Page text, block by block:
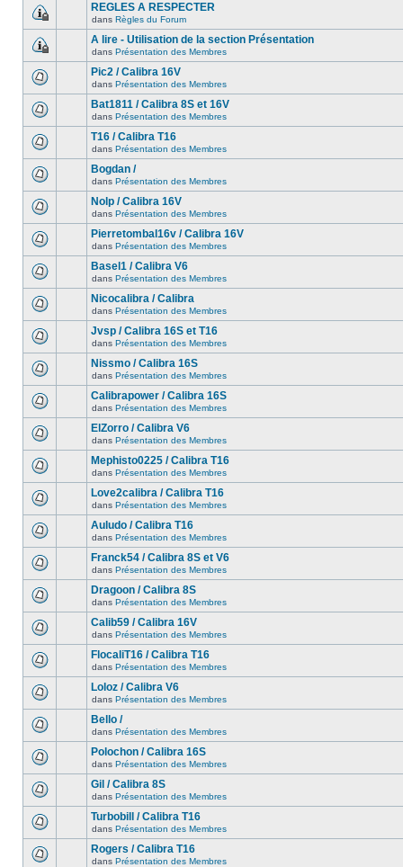
REGLES A RESPECTER
dans Règles du Forum
A lire - Utilisation de la section Présentation
dans Présentation des Membres
Pic2 / Calibra 16V
dans Présentation des Membres
Bat1811 / Calibra 8S et 16V
dans Présentation des Membres
T16 / Calibra T16
dans Présentation des Membres
Bogdan /
dans Présentation des Membres
Nolp / Calibra 16V
dans Présentation des Membres
Pierretombal16v / Calibra 16V
dans Présentation des Membres
Basel1 / Calibra V6
dans Présentation des Membres
Nicocalibra / Calibra
dans Présentation des Membres
Jvsp / Calibra 16S et T16
dans Présentation des Membres
Nissmo / Calibra 16S
dans Présentation des Membres
Calibrapower / Calibra 16S
dans Présentation des Membres
ElZorro / Calibra V6
dans Présentation des Membres
Mephisto0225 / Calibra T16
dans Présentation des Membres
Love2calibra / Calibra T16
dans Présentation des Membres
Auludo / Calibra T16
dans Présentation des Membres
Franck54 / Calibra 8S et V6
dans Présentation des Membres
Dragoon / Calibra 8S
dans Présentation des Membres
Calib59 / Calibra 16V
dans Présentation des Membres
FlocaliT16 / Calibra T16
dans Présentation des Membres
Loloz / Calibra V6
dans Présentation des Membres
Bello /
dans Présentation des Membres
Polochon / Calibra 16S
dans Présentation des Membres
Gil / Calibra 8S
dans Présentation des Membres
Turbobill / Calibra T16
dans Présentation des Membres
Rogers / Calibra T16
dans Présentation des Membres